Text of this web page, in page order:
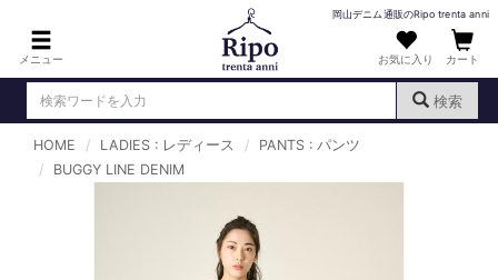
メニュー
岡山デニム通販のRipo trenta anni
お気に入り カート
検索
ログイン （ 新規会員登録
HOME LADIES : レディース
PANTS : パンツ
BUGGY LINE DENIM